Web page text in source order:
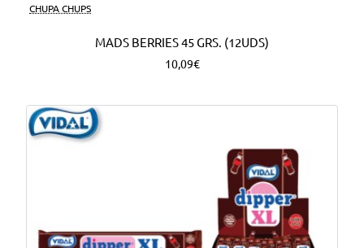
CHUPA CHUPS
MADS BERRIES 45 GRS. (12UDS)
10,09€